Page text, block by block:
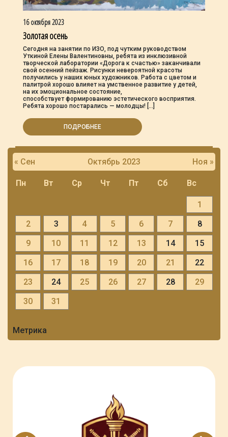
16 октября 2023
Золотая осень
Сегодня на занятии по ИЗО, под чутким руководством
Уткиной Елены Валентиновны, ребята из инклюзивной
творческой лаборатории «Дорога к счастью» заканчивали
свой осенний пейзаж. Рисунки невероятной красоты
получились у наших юных художников. Работа с цветом и
палитрой хорошо влияет на умственное развитие у детей,
на их эмоциональное состояние,
способствует формированию эстетического восприятия.
Ребята хорошо постарались — молодцы! […]
ПОДРОБНЕЕ
Октябрь 2023
Пн Вт Ср Чт Пт Сб Вс
« Сен Ноя »
1
2
3 4 5 6 7
8
9
10 11 12 13 14
15
16
17 18 19 20 21
22
23
24 25 26 27 28
29
30
31
Метрика